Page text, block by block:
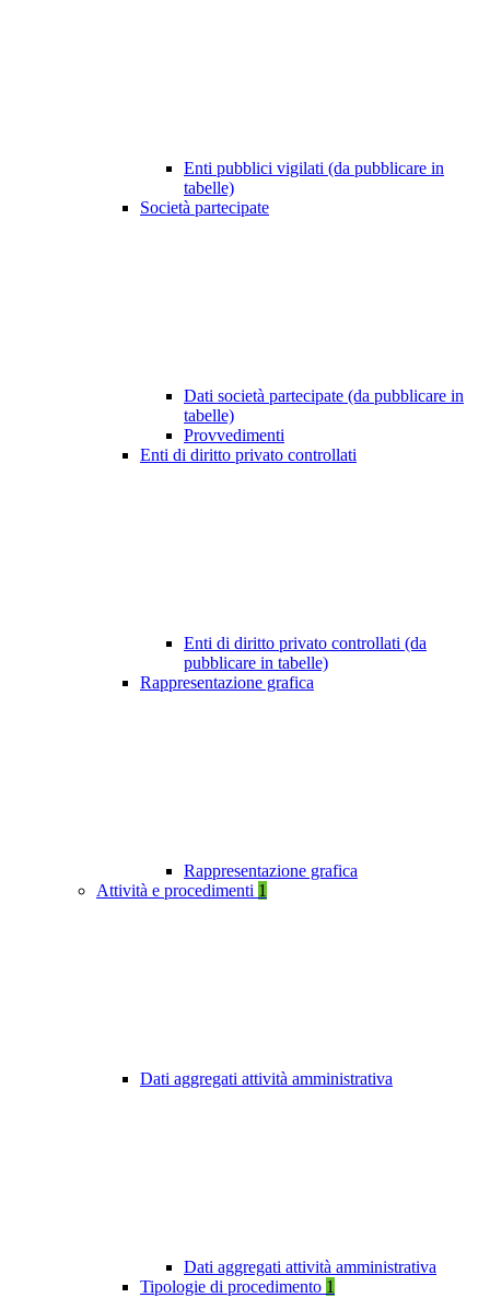
Enti pubblici vigilati (da pubblicare in
tabelle)
Società partecipate
Dati società partecipate (da pubblicare in
tabelle)
Provvedimenti
Enti di diritto privato controllati
Enti di diritto privato controllati (da
pubblicare in tabelle)
Rappresentazione grafica
Rappresentazione grafica
Attività e procedimenti 1
Dati aggregati attività amministrativa
Dati aggregati attività amministrativa
Tipologie di procedimento 1